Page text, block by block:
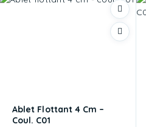
Ablet Flottant 4 Cm –
Coul. C01